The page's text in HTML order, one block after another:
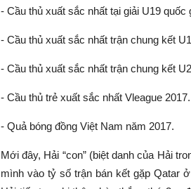
- Cầu thủ xuất sắc nhất tại giải U19 quốc
- Cầu thủ xuất sắc nhất trận chung kết
- Cầu thủ xuất sắc nhất trận chung kết
- Cầu thủ trẻ xuất sắc nhất Vleague 2017.
- Quả bóng đồng Việt Nam năm 2017.
Mới đây, Hải “con” (biệt danh của Hải
mình vào tỷ số trận bán kết gặp Qatar